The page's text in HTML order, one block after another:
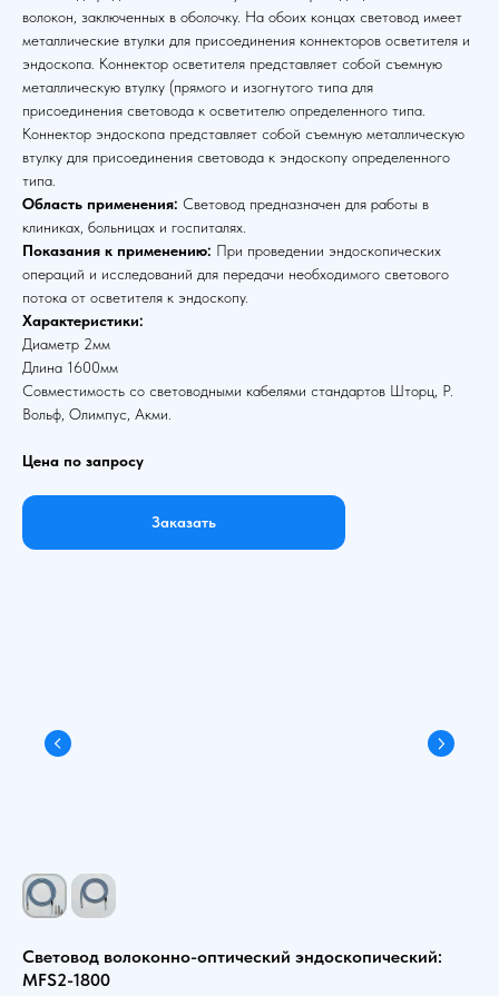
волокон, заключенных в оболочку. На обоих концах световод имеет
металлические втулки для присоединения коннекторов осветителя и
эндоскопа. Коннектор осветителя представляет собой съемную
металлическую втулку (прямого и изогнутого типа для
присоединения световода к осветителю определенного типа.
Коннектор эндоскопа представляет собой съемную металлическую
втулку для присоединения световода к эндоскопу определенного
типа.
Область применения: Световод предназначен для работы в
клиниках, больницах и госпиталях.
Показания к применению: При проведении эндоскопических
операций и исследований для передачи необходимого светового
потока от осветителя к эндоскопу.
Характеристики:
Диаметр 2мм
Длина 1600мм
Совместимость со световодными кабелями стандартов Шторц, Р.
Вольф, Олимпус, Акми.
Цена по запросу
Заказать
Световод волоконно-оптический эндоскопический:
MFS2-1800